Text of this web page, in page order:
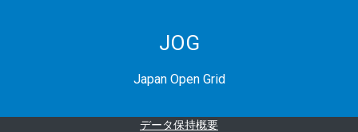
JOG
Japan Open Grid
データ保持概要